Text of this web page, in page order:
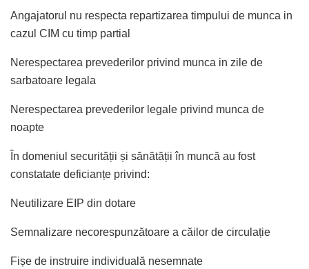
Angajatorul nu respecta repartizarea timpului de munca in
cazul CIM cu timp partial
Nerespectarea prevederilor privind munca in zile de
sarbatoare legala
Nerespectarea prevederilor legale privind munca de
noapte
În domeniul securității și sănătății în muncă au fost
constatate deficianțe privind:
Neutilizare EIP din dotare
Semnalizare necorespunzătoare a căilor de circulație
Fișe de instruire individuală nesemnate